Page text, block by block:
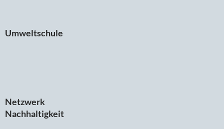
Umweltschule
Netzwerk
Nachhaltigkeit